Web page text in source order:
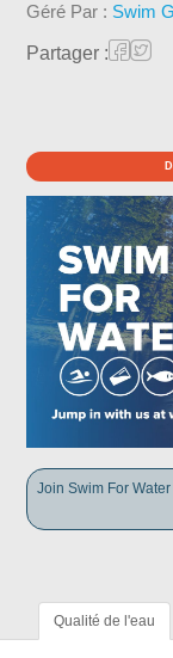
Géré Par : Swim
Partager :
Join Swim For
Qualité de l'eau